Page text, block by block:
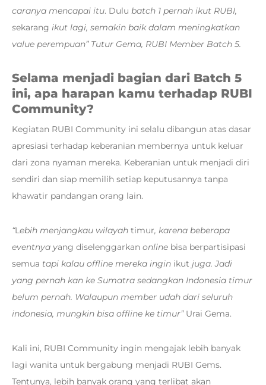
caranya mencapai itu. Dulu batch 1 pernah ikut RUBI,
sekarang ikut lagi, semakin baik dalam meningkatkan
value perempuan” Tutur Gema, RUBI Member Batch 5.
Selama menjadi bagian dari Batch 5
ini, apa harapan kamu terhadap RUBI
Community?
Kegiatan RUBI Community ini selalu dibangun atas dasar
apresiasi terhadap keberanian membernya untuk keluar
dari zona nyaman mereka. Keberanian untuk menjadi diri
sendiri dan siap memilih setiap keputusannya tanpa
khawatir pandangan orang lain.
“Lebih menjangkau wilayah timur, karena beberapa
eventnya yang diselenggarkan online bisa berpartisipasi
semua tapi kalau offline mereka ingin ikut juga. Jadi
yang pernah kan ke Sumatra sedangkan Indonesia timur
belum pernah. Walaupun member udah dari seluruh
indonesia, mungkin bisa offline ke timur”Urai Gema.
Kali ini, RUBI Community ingin mengajak lebih banyak
lagi wanita untuk bergabung menjadi RUBI Gems.
Tentunya, lebih banyak orang yang terlibat akan